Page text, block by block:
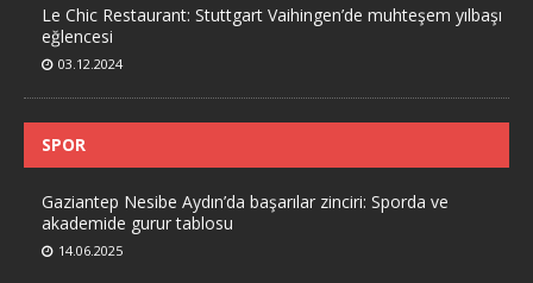
Le Chic Restaurant: Stuttgart Vaihingen’de muhteşem yılbaşı
eğlencesi
03.12.2024
SPOR
Gaziantep Nesibe Aydın’da başarılar zinciri: Sporda ve
akademide gurur tablosu
14.06.2025